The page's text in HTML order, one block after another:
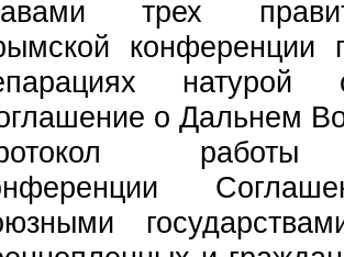
трех
конференции
натурой
о Дальнем
работы